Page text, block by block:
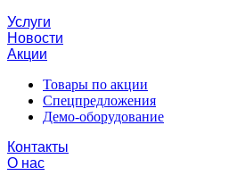
Услуги
Новости
Акции
Товары по акции
Спецпредложения
Демо-оборудование
Контакты
О нас